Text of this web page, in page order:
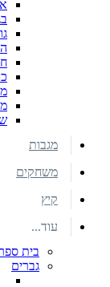
מגבות
משחקים
קיץ
עוד...
בית
גברים